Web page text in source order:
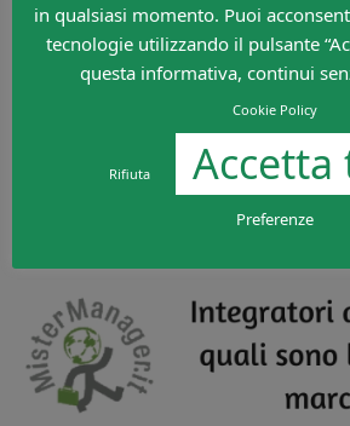
in qualsiasi momento. Puoi
tecnologie utilizzando il pulsante
questa informativa, continui
Cookie Policy
Rifiuta
Preferenze